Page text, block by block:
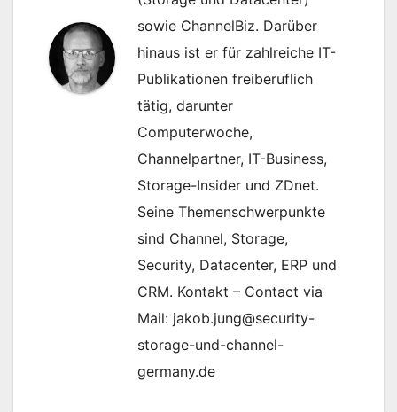
sowie ChannelBiz. Darüber
hinaus ist er für zahlreiche IT-
Publikationen freiberuflich
tätig, darunter
Computerwoche,
Channelpartner, IT-Business,
Storage-Insider und ZDnet.
Seine Themenschwerpunkte
sind Channel, Storage,
Security, Datacenter, ERP und
CRM. Kontakt – Contact via
Mail: jakob.jung@security-
storage-und-channel-
germany.de